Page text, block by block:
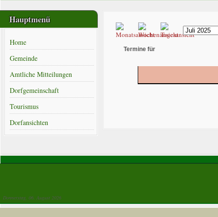
Hauptmenü
Home
Gemeinde
Amtliche Mitteilungen
Dorfgemeinschaft
Tourismus
Dorfansichten
Termine für
Donnerstag, 06. August 2026